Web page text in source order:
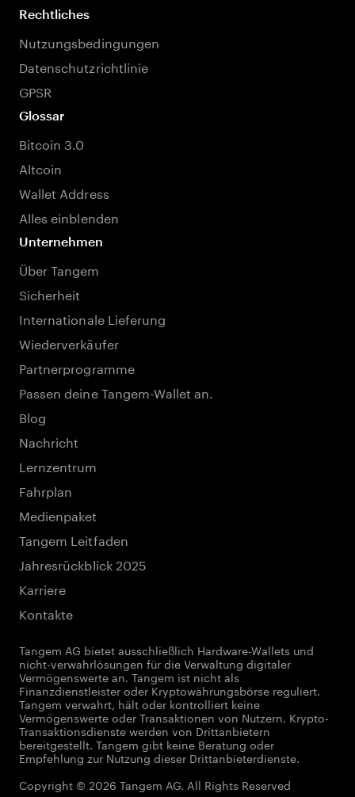
Rechtliches
Nutzungsbedingungen
Datenschutzrichtlinie
GPSR
Glossar
Bitcoin 3.0
Altcoin
Wallet Address
Alles einblenden
Unternehmen
Über Tangem
Sicherheit
Internationale Lieferung
Wiederverkäufer
Partnerprogramme
Passen deine Tangem-Wallet an.
Blog
Nachricht
Lernzentrum
Fahrplan
Medienpaket
Tangem Leitfaden
Jahresrückblick 2025
Karriere
Kontakte
Tangem AG bietet ausschließlich Hardware-Wallets und
nicht-verwahrlösungen für die Verwaltung digitaler
Vermögenswerte an. Tangem ist nicht als
Finanzdienstleister oder Kryptowährungsbörse reguliert.
Tangem verwahrt, hält oder kontrolliert keine
Vermögenswerte oder Transaktionen von Nutzern. Krypto-
Transaktionsdienste werden von Drittanbietern
bereitgestellt. Tangem gibt keine Beratung oder
Empfehlung zur Nutzung dieser Drittanbieterdienste.